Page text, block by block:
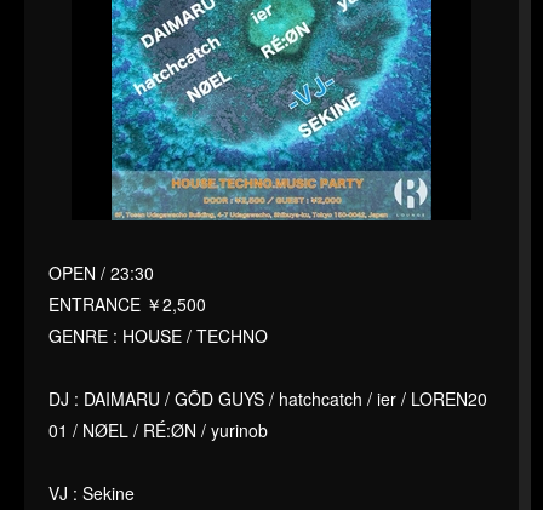
OPEN / 23:30
ENTRANCE ￥2,500
GENRE : HOUSE / TECHNO
DJ : DAIMARU / GÕD GUYS / hatchcatch / ier / LOREN20
01 / NØEL / RÉ:ØN / yurinob
VJ : Sekine